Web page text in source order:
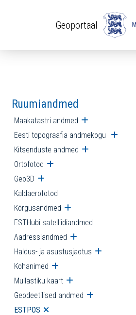
Geoportaal
Ruumiandmed
Maakatastri andmed Ava
Eesti topograafia andmekogu Ava
Kitsenduste andmed Ava
Ortofotod Ava alammenüü
Geo3D Ava alammenüü
Kaldaerofotod
Kõrgusandmed Ava alammenüü
ESTHubi satelliidiandmed
Aadressiandmed Ava alammenüü
Haldus- ja asustusjaotus Ava
Kohanimed Ava alammenüü
Mullastiku kaart Ava alammenüü
Geodeetilised andmed Ava
ESTPOS Ava alammenüü